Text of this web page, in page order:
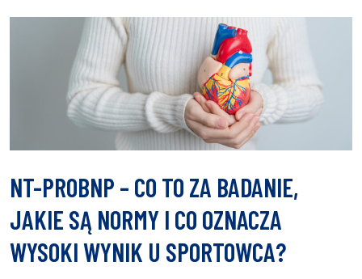
NT-PROBNP – CO TO ZA BADANIE,
JAKIE SĄ NORMY I CO OZNACZA
WYSOKI WYNIK U SPORTOWCA?